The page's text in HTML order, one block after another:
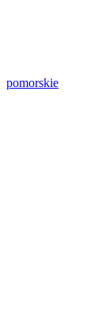
pomorskie